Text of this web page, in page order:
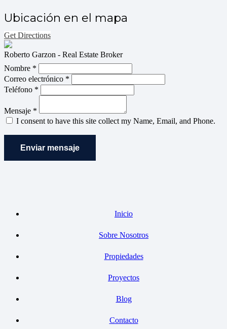
Ubicación en el mapa
Get Directions
Roberto Garzon - Real Estate Broker
Nombre *
Correo electrónico *
Teléfono *
Mensaje *
I consent to have this site collect my Name, Email, and Phone.
Enviar mensaje
Inicio
Sobre Nosotros
Propiedades
Proyectos
Blog
Contacto